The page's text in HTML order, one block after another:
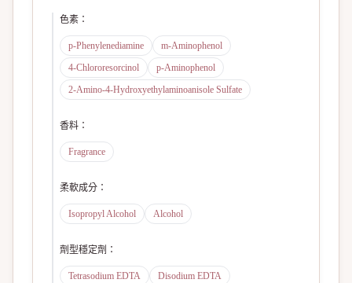
色素 ：
p-Phenylenediamine
m-Aminophenol
4-Chlororesorcinol
p-Aminophenol
2-Amino-4-Hydroxyethylaminoanisole Sulfate
香料 ：
Fragrance
柔軟成分 ：
Isopropyl Alcohol Alcohol
劑型穩定劑 ：
Tetrasodium EDTA
Disodium EDTA